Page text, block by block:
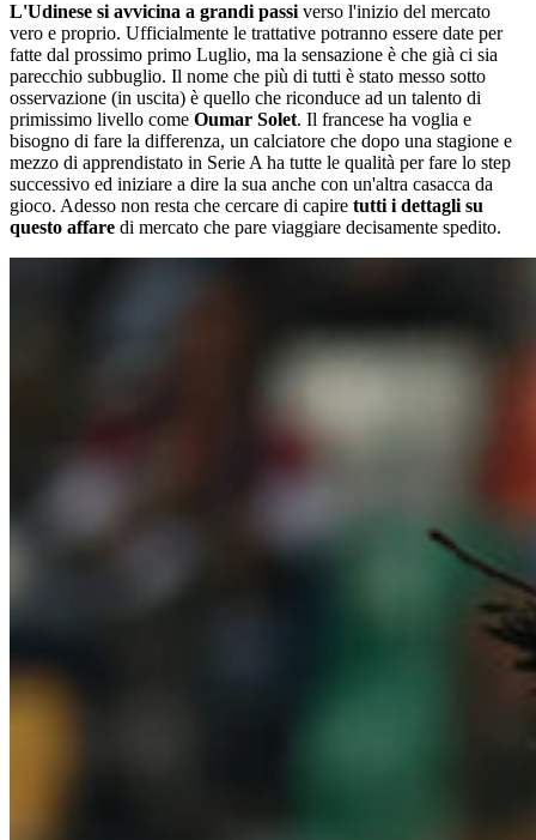
L'Udinese si avvicina a grandi passi verso l'inizio del mercato
vero e proprio. Ufficialmente le trattative potranno essere date per
fatte dal prossimo primo Luglio, ma la sensazione è che già ci sia
parecchio subbuglio. Il nome che più di tutti è stato messo sotto
osservazione (in uscita) è quello che riconduce ad un talento di
primissimo livello come Oumar Solet. Il francese ha voglia e
bisogno di fare la differenza, un calciatore che dopo una stagione e
mezzo di apprendistato in Serie A ha tutte le qualità per fare lo step
successivo ed iniziare a dire la sua anche con un'altra casacca da
gioco. Adesso non resta che cercare di capire tutti i dettagli su
questo affare di mercato che pare viaggiare decisamente spedito.